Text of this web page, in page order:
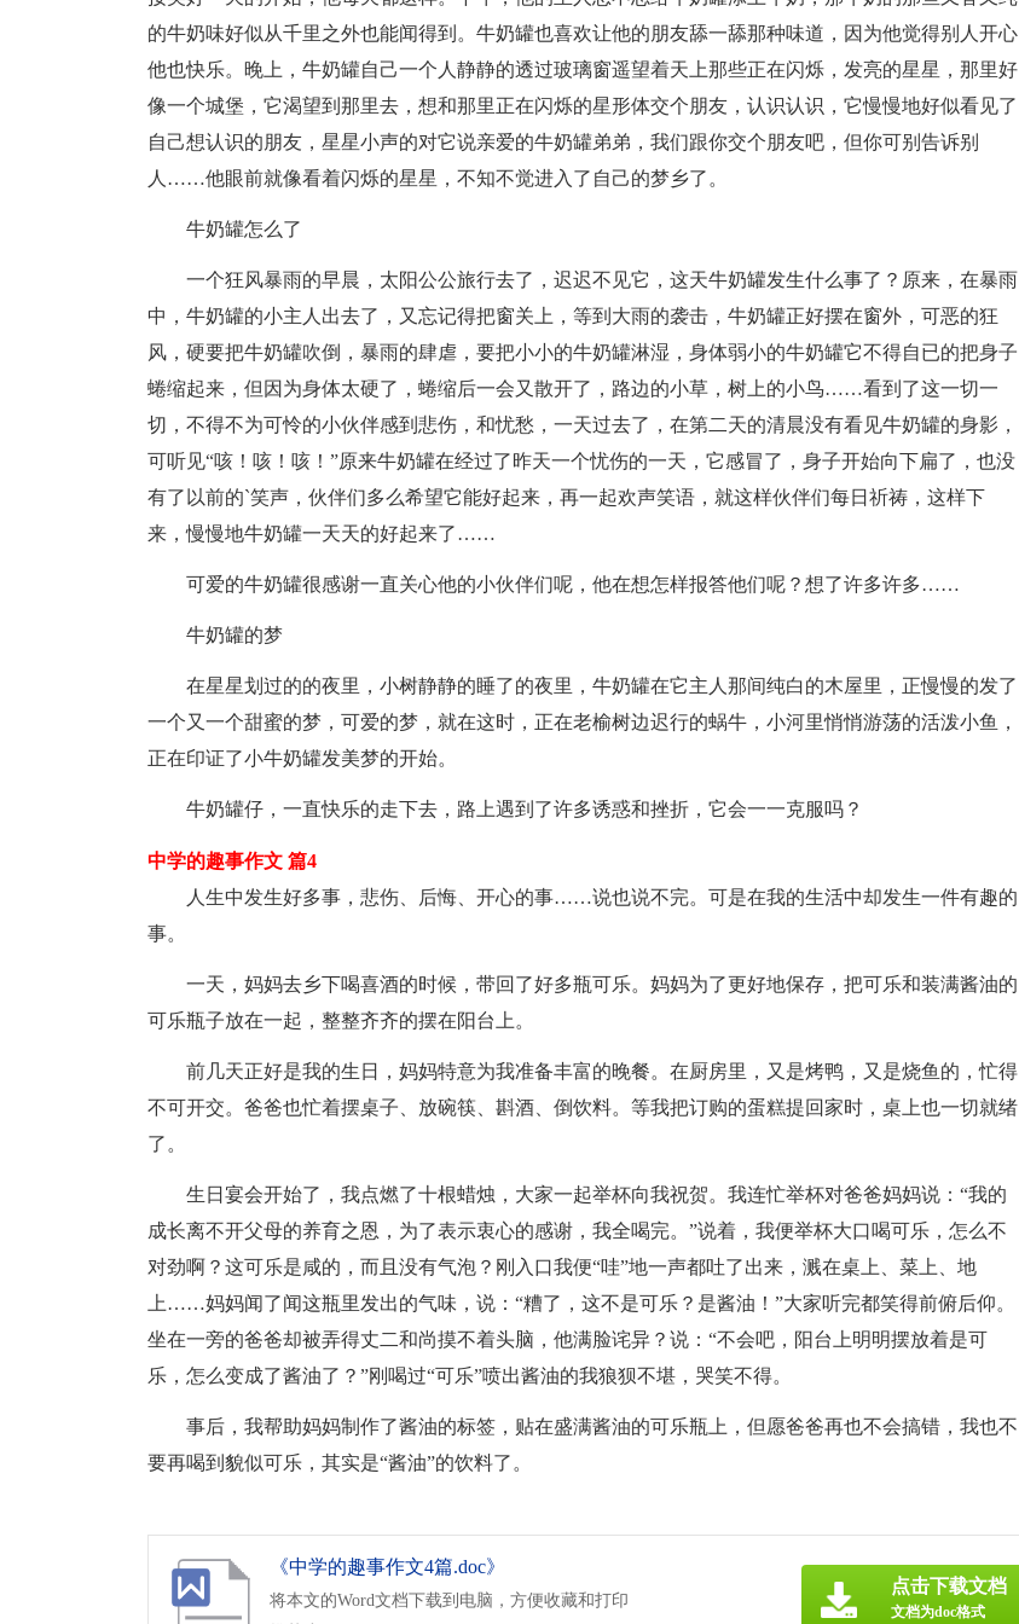
的牛奶味好似从千里之外也能闻得到。牛奶罐也喜欢让他的朋友舔一舔那种味道，因为他觉得别人开心
他也快乐。晚上，牛奶罐自己一个人静静的透过玻璃窗遥望着天上那些正在闪烁，发亮的星星，那里好
像一个城堡，它渴望到那里去，想和那里正在闪烁的星形体交个朋友，认识认识，它慢慢地好似看见了
自己想认识的朋友，星星小声的对它说亲爱的牛奶罐弟弟，我们跟你交个朋友吧，但你可别告诉别
人……他眼前就像看着闪烁的星星，不知不觉进入了自己的梦乡了。
牛奶罐怎么了
一个狂风暴雨的早晨，太阳公公旅行去了，迟迟不见它，这天牛奶罐发生什么事了？原来，在暴雨
中，牛奶罐的小主人出去了，又忘记得把窗关上，等到大雨的袭击，牛奶罐正好摆在窗外，可恶的狂
风，硬要把牛奶罐吹倒，暴雨的肆虐，要把小小的牛奶罐淋湿，身体弱小的牛奶罐它不得自已的把身子
蜷缩起来，但因为身体太硬了，蜷缩后一会又散开了，路边的小草，树上的小鸟……看到了这一切一
切，不得不为可怜的小伙伴感到悲伤，和忧愁，一天过去了，在第二天的清晨没有看见牛奶罐的身影，
可听见“咳！咳！咳！”原来牛奶罐在经过了昨天一个忧伤的一天，它感冒了，身子开始向下扁了，也没
有了以前的`笑声，伙伴们多么希望它能好起来，再一起欢声笑语，就这样伙伴们每日祈祷，这样下
来，慢慢地牛奶罐一天天的好起来了……
可爱的牛奶罐很感谢一直关心他的小伙伴们呢，他在想怎样报答他们呢？想了许多许多……
牛奶罐的梦
在星星划过的的夜里，小树静静的睡了的夜里，牛奶罐在它主人那间纯白的木屋里，正慢慢的发了
一个又一个甜蜜的梦，可爱的梦，就在这时，正在老榆树边迟行的蜗牛，小河里悄悄游荡的活泼小鱼，
正在印证了小牛奶罐发美梦的开始。
牛奶罐仔，一直快乐的走下去，路上遇到了许多诱惑和挫折，它会一一克服吗？
中学的趣事作文 篇4
人生中发生好多事，悲伤、后悔、开心的事……说也说不完。可是在我的生活中却发生一件有趣的
事。
一天，妈妈去乡下喝喜酒的时候，带回了好多瓶可乐。妈妈为了更好地保存，把可乐和装满酱油的
可乐瓶子放在一起，整整齐齐的摆在阳台上。
前几天正好是我的生日，妈妈特意为我准备丰富的晚餐。在厨房里，又是烤鸭，又是烧鱼的，忙得
不可开交。爸爸也忙着摆桌子、放碗筷、斟酒、倒饮料。等我把订购的蛋糕提回家时，桌上也一切就绪
了。
生日宴会开始了，我点燃了十根蜡烛，大家一起举杯向我祝贺。我连忙举杯对爸爸妈妈说：“我的
成长离不开父母的养育之恩，为了表示衷心的感谢，我全喝完。”说着，我便举杯大口喝可乐，怎么不
对劲啊？这可乐是咸的，而且没有气泡？刚入口我便“哇”地一声都吐了出来，溅在桌上、菜上、地
上……妈妈闻了闻这瓶里发出的气味，说：“糟了，这不是可乐？是酱油！”大家听完都笑得前俯后仰。
坐在一旁的爸爸却被弄得丈二和尚摸不着头脑，他满脸诧异？说：“不会吧，阳台上明明摆放着是可
乐，怎么变成了酱油了？”刚喝过“可乐”喷出酱油的我狼狈不堪，哭笑不得。
事后，我帮助妈妈制作了酱油的标签，贴在盛满酱油的可乐瓶上，但愿爸爸再也不会搞错，我也不
要再喝到貌似可乐，其实是“酱油”的饮料了。
《中学的趣事作文4篇.doc》
将本文的Word文档下载到电脑，方便收藏和打印
点击下载文档
文档为doc格式